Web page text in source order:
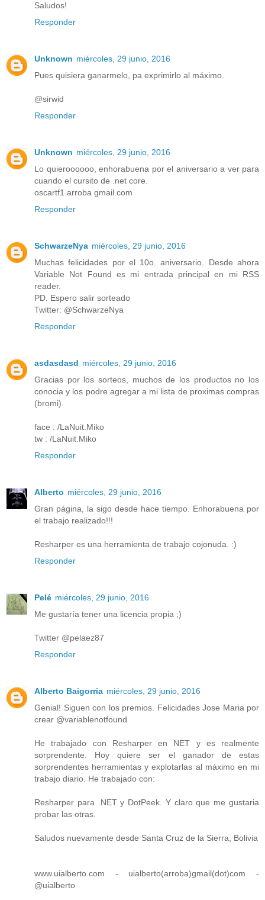
Saludos!
Responder
Unknown miércoles, 29 junio, 2016
Pues quisiera ganarmelo, pa exprimirlo al máximo.
@sirwid
Responder
Unknown miércoles, 29 junio, 2016
Lo quieroooooo, enhorabuena por el aniversario a ver para
cuando el cursito de .net core.
oscartf1 arroba gmail.com
Responder
SchwarzeNya miércoles, 29 junio, 2016
Muchas felicidades por el 10o. aniversario. Desde ahora
Variable Not Found es mi entrada principal en mi RSS
reader.
PD. Espero salir sorteado
Twitter: @SchwarzeNya
Responder
asdasdasd miércoles, 29 junio, 2016
Gracias por los sorteos, muchos de los productos no los
conocia y los podre agregar a mi lista de proximas compras
(bromi).
face : /LaNuit.Miko
tw : /LaNuit.Miko
Responder
Alberto miércoles, 29 junio, 2016
Gran página, la sigo desde hace tiempo. Enhorabuena por
el trabajo realizado!!!
Resharper es una herramienta de trabajo cojonuda. :)
Responder
Pelé miércoles, 29 junio, 2016
Me gustaría tener una licencia propia ;)
Twitter @pelaez87
Responder
Alberto Baigorria miércoles, 29 junio, 2016
Genial! Siguen con los premios. Felicidades Jose Maria por
crear @variablenotfound
He trabajado con Resharper en NET y es realmente
sorprendente. Hoy quiere ser el ganador de estas
sorprendentes herramientas y explotarlas al máximo en mi
trabajo diario. He trabajado con:
Resharper para .NET y DotPeek. Y claro que me gustaria
probar las otras.
Saludos nuevamente desde Santa Cruz de la Sierra, Bolivia
www.uialberto.com - uialberto(arroba)gmail(dot)com -
@uialberto